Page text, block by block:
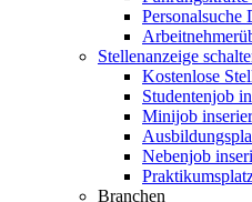
Personalsuche
Stellenanzeige
Kostenlose
Studentenjob
Minijob
Nebenjob
Branchen